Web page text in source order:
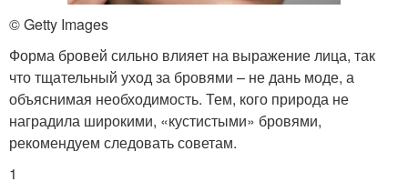
© Getty Images
Форма бровей сильно влияет на выражение лица, так
что тщательный уход за бровями – не дань моде, а
объяснимая необходимость. Тем, кого природа не
наградила широкими, «кустистыми» бровями,
рекомендуем следовать советам.
1